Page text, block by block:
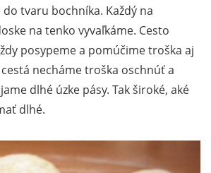
tvaru bochníka. Každý na
na tenko vyvaľkáme. Cesto
posypeme a pomúčime troška aj
necháme troška oschnúť a
dlhé úzke pásy. Tak široké, aké
dlhé.